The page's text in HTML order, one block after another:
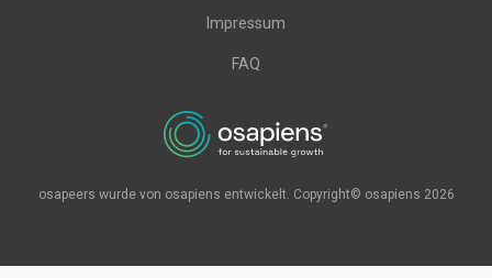
Impressum
FAQ
osapeers wurde von osapiens entwickelt. Copyright© osapiens 2026